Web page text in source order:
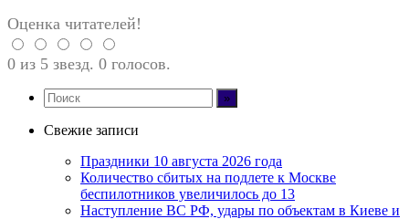
Оценка читателей!
0 из 5 звезд. 0 голосов.
Свежие записи
Праздники 10 августа 2026 года
Количество сбитых на подлете к Москве
беспилотников увеличилось до 13
Наступление ВС РФ, удары по объектам в Киеве и